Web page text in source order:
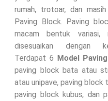
rumah, trotoar, dan
Paving Block. Paving
macam bentuk variasi,
disesuaikan dengan
Terdapat 6 Model
paving block bata atau
atau unipave, paving block
paving block kubus, dan